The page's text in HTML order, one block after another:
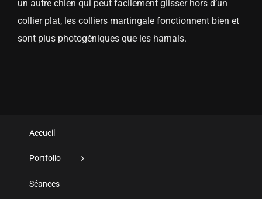
un autre chien qui peut facilement glisser hors d’un
collier plat, les colliers martingale fonctionnent bien et
sont plus photogéniques que les harnais.
Accueil
Portfolio
Séances